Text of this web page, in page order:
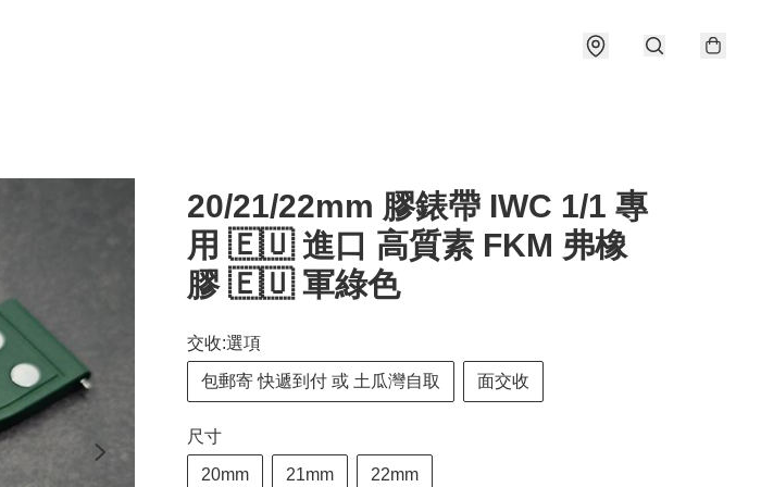
20/21/22mm 膠錶帶 IWC 1/1 專
用 🇪🇺 進口 高質素 FKM 弗橡
膠 🇪🇺 軍綠色
交收:選項
包郵寄 快遞到付 或 土瓜灣自取 面交收
尺寸
20mm 21mm 22mm